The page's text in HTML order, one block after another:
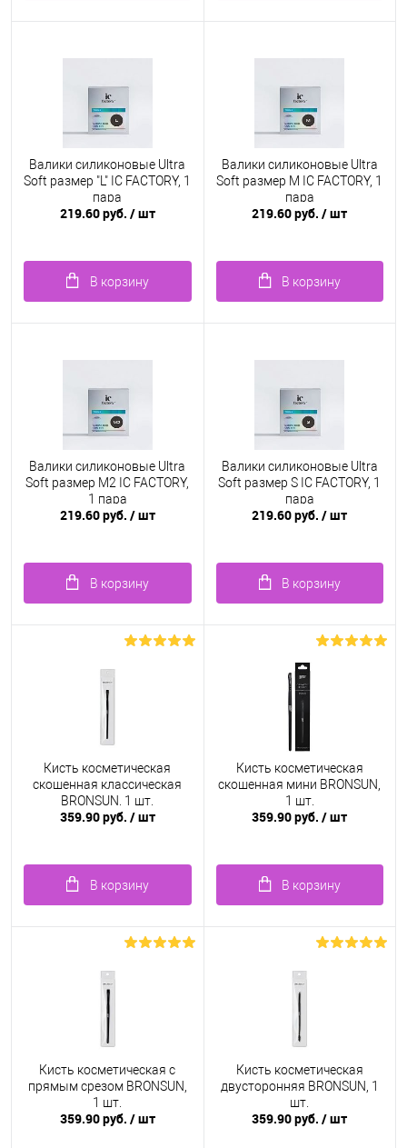
Валики силиконовые Ultra
Soft размер "L" IC FACTORY, 1
пара
219.60 руб. / шт
В корзину
Валики силиконовые Ultra
Soft размер M IC FACTORY, 1
пара
219.60 руб./ шт
В корзину
Валики силиконовые Ultra
Soft размер M2 IC FACTORY,
1 пара
219.60 руб. / шт
В корзину
Валики силиконовые Ultra
Soft размер S IC FACTORY, 1
пара
219.60 руб./ шт
В корзину
Кисть косметическая
скошенная классическая
BRONSUN, 1 шт.
359.90 руб. / шт
В корзину
Кисть косметическая
скошенная мини BRONSUN,
1 шт.
359.90 руб./ шт
В корзину
Кисть косметическая с
прямым срезом BRONSUN,
1 шт.
359.90 руб. / шт
Кисть косметическая
двусторонняя BRONSUN, 1
шт.
359.90 руб./ шт